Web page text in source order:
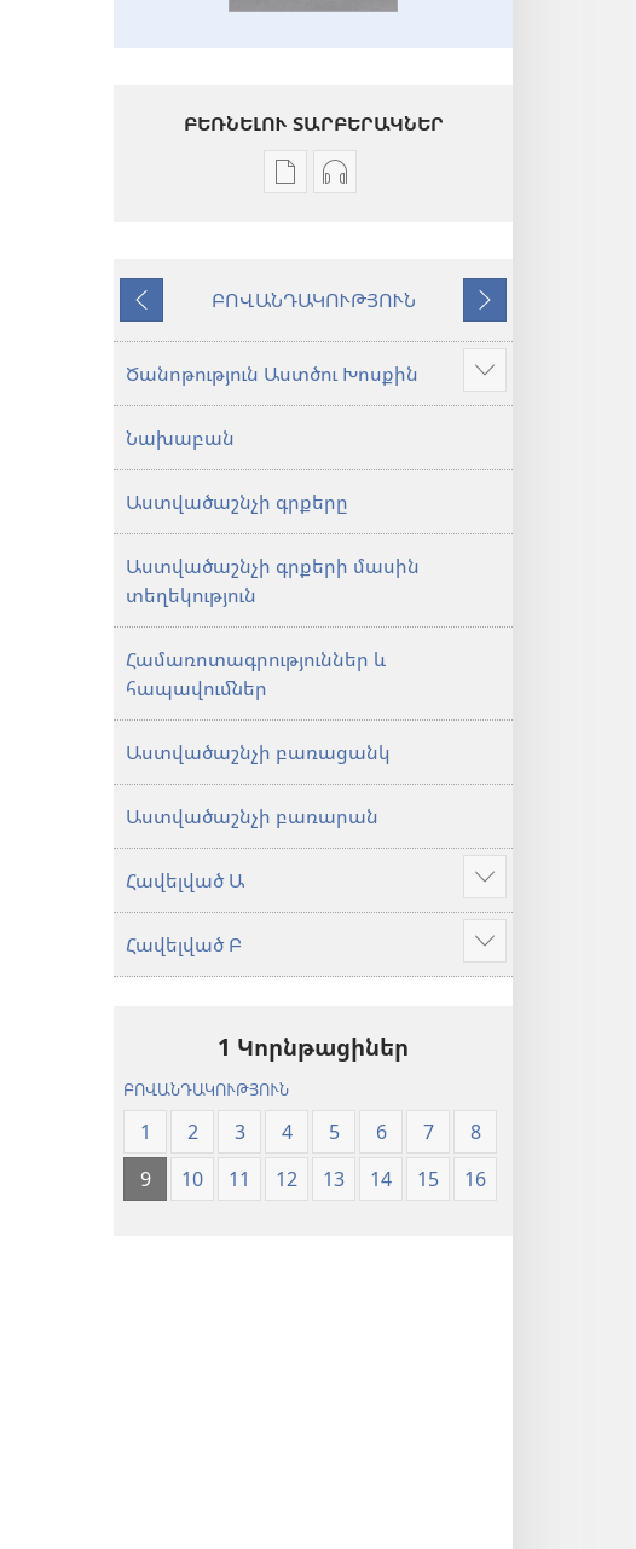
ԲԵՌՆԵԼՈՒ ՏԱՐԲԵՐԱԿՆԵՐ
Թվային
Աստվածաշունչ.
աշխարհ»
թարգմանություն
Աուդիոձայնագրությունները
Աստվածաշունչ.
«Նոր
թարգմանություն
(2024)
Նախորդ
ԲՈՎԱՆԴԱԿՈՒԹՅՈՒՆ
Հաջորդ
Ծանոթություն Աստծու Խոսքին
Ցույց
տալ
Նախաբան
Աստվածաշնչի գրքերը
Աստվածաշնչի գրքերի մասին
տեղեկություն
Համառոտագրություններ և
հապավումներ
Աստվածաշնչի բառացանկ
Աստվածաշնչի բառարան
Հավելված Ա
Ցույց
տալ
ավելին
Հավելված Բ
Ցույց
տալ
1 Կորնթացիներ
ԲՈՎԱՆԴԱԿՈՒԹՅՈՒՆ
1 2 3 4 5 6 7
8
9
10 11 12 13 14 15 16